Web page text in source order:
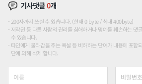
기사댓글0개
200자까지 쓰실 수 있습니다. (현재 0 byte / 최대 400byte)
저작권 등 다른 사람의 권리를 침해하거나 명예를 훼손하는 댓
수 있습니다.
타인에게 불쾌감을 주는 욕설 등 비하하는 단어가 내용에 포함
단에 의해 삭제 합니다.